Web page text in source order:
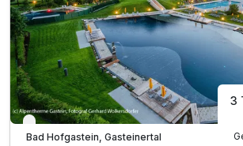
inkl. W-LAN Nutzung & Internetzugang
inkl. Parkplatz Nutzung nach
Verfügbar bis Dezember
Bad Hofgastein, Gasteinertal
3